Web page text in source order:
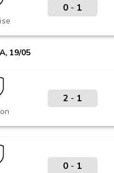
0 - 1
19/05
2 - 1
0 - 1